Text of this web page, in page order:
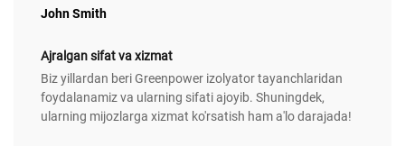
John Smith
Ajralgan sifat va xizmat
Biz yillardan beri Greenpower izolyator tayanchlaridan
foydalanamiz va ularning sifati ajoyib. Shuningdek,
ularning mijozlarga xizmat ko'rsatish ham a'lo darajada!